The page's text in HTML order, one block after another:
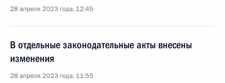
28 апреля 2023 года, 12:45
В отдельные законодательные акты внесены
изменения
28 апреля 2023 года, 11:55